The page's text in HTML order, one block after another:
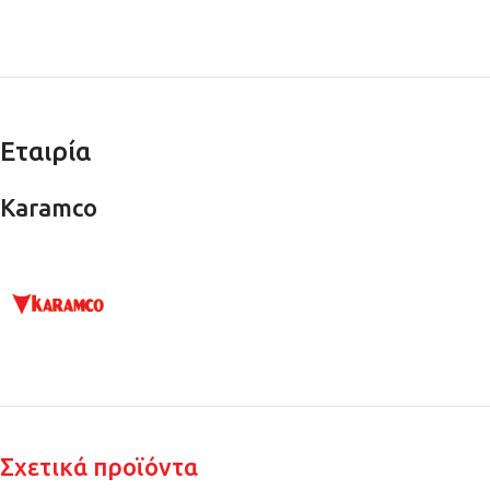
Εταιρία
Karamco
Σχετικά προϊόντα